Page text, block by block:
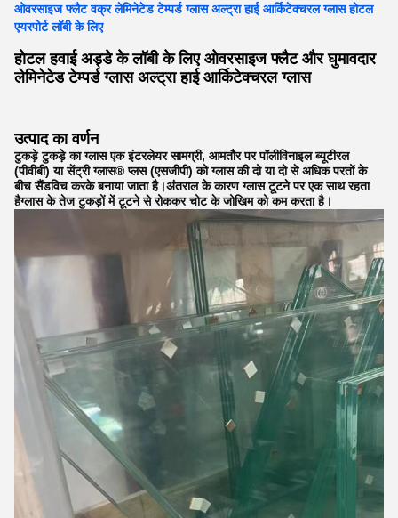
ओवरसाइज फ्लैट वक्र लेमिनेटेड टेम्पर्ड ग्लास अल्ट्रा हाई आर्किटेक्चरल ग्लास होटल
एयरपोर्ट लॉबी के लिए
होटल हवाई अड्डे के लॉबी के लिए ओवरसाइज फ्लैट और घुमावदार
लेमिनेटेड टेम्पर्ड ग्लास अल्ट्रा हाई आर्किटेक्चरल ग्लास
उत्पाद का वर्णन
टुकड़े टुकड़े का ग्लास एक इंटरलेयर सामग्री, आमतौर पर पॉलीविनाइल ब्यूटीरल
(पीवीबी) या सेंट्री ग्लास® प्लस (एसजीपी) को ग्लास की दो या दो से अधिक परतों के
बीच सैंडविच करके बनाया जाता है।अंतराल के कारण ग्लास टूटने पर एक साथ रहता
हैग्लास के तेज टुकड़ों में टूटने से रोककर चोट के जोखिम को कम करता है।